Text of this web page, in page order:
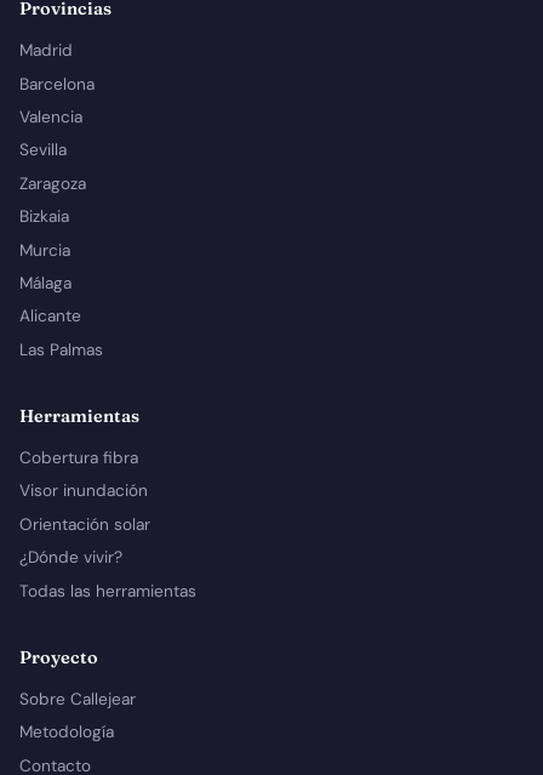
Provincias
Madrid
Barcelona
Valencia
Sevilla
Zaragoza
Bizkaia
Murcia
Málaga
Alicante
Las Palmas
Herramientas
Cobertura fibra
Visor inundación
Orientación solar
¿Dónde vivir?
Todas las herramientas
Proyecto
Sobre Callejear
Metodología
Contacto